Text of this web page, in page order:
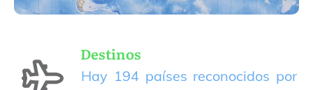
Destinos
Hay 194 países reconocidos por